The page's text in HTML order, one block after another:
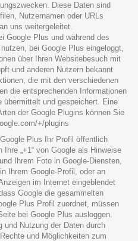
Diese Daten sind
Nutzernamen oder URLs
uns weitergeleitet.
Google Plus und während des
bei Google Plus eingeloggt,
über Ihren Websitebesuch mit
und anderen Nutzern bekannt
die mit den verschiedenen
die entsprechenden Informationen
übermittelt und gespeichert. Eine
der Google Plugins können Sie
+/plugins
Plus Ihr Profil öffentlich
„+1“ von Google als Hinweise
Ihrem Foto in Google-Diensten,
Ihrem Google-Profil, oder an
im Internet eingeblendet
Google die gesammelten
Plus Profil zuordnet, müssen
bei Google Plus ausloggen.
und Nutzung der Daten durch
und Möglichkeiten zum